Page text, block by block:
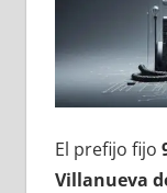
El prefijo fijo
Villanueva